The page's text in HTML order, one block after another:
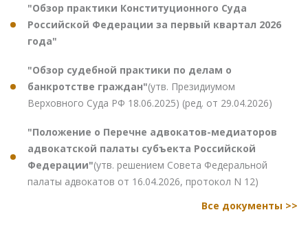
"Обзор практики Конституционного Суда
Российской Федерации за первый квартал 2026
года"
"Обзор судебной практики по делам о
банкротстве граждан"(утв. Президиумом
Верховного Суда РФ 18.06.2025) (ред. от 29.04.2026)
"Положение о Перечне адвокатов-медиаторов
адвокатской палаты субъекта Российской
Федерации"(утв. решением Совета Федеральной
палаты адвокатов от 16.04.2026, протокол N 12)
Все документы >>